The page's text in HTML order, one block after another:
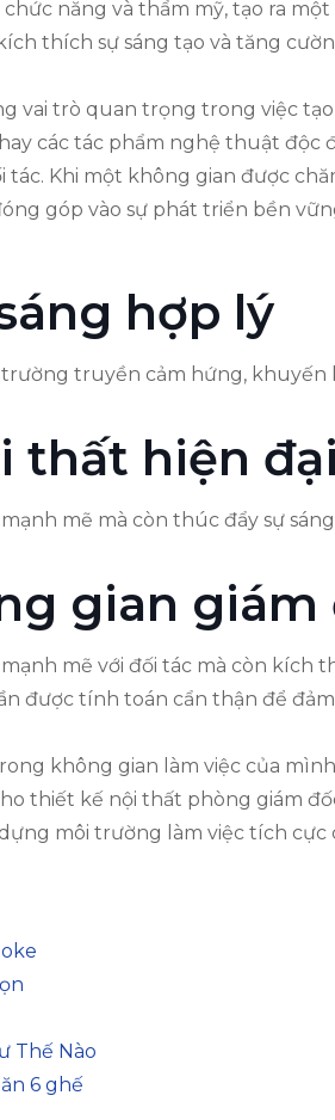
năng và thẩm mỹ, tạo ra
thích sự sáng tạo và tăng
vai trò quan trọng trong việc
các tác phẩm nghệ thuật độc
Khi một không gian được
góp vào sự phát triển bền
hợp lý
truyền cảm hứng, khuyến
thất hiện đại
mẽ mà còn thúc đẩy sự
gian giám
mẽ với đối tác mà còn kích
được tính toán cẩn thận để
không gian làm việc của
thiết kế nội thất phòng giám
môi trường làm việc tích cực
Thế Nào
6 ghế